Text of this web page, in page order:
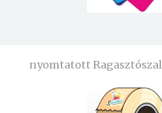
nyomtatott